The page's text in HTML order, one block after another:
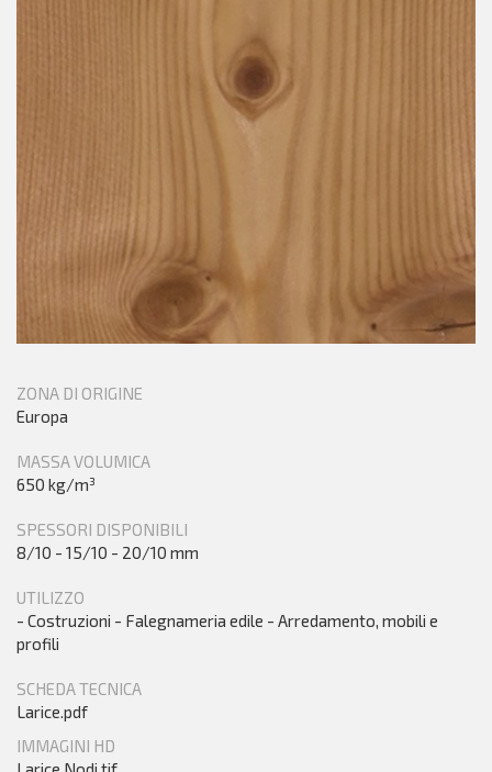
ZONA DI ORIGINE
Europa
MASSA VOLUMICA
650 kg/m³
SPESSORI DISPONIBILI
8/10 - 15/10 - 20/10 mm
UTILIZZO
- Costruzioni - Falegnameria edile - Arredamento, mobili e
profili
SCHEDA TECNICA
Larice.pdf
IMMAGINI HD